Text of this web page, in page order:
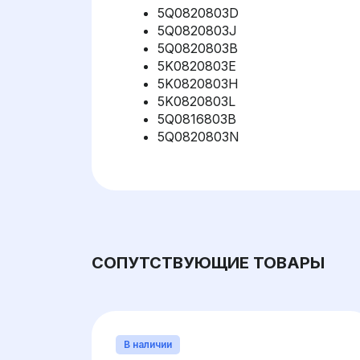
5Q0820803D
5Q0820803J
5Q0820803B
5K0820803E
5K0820803H
5K0820803L
5Q0816803B
5Q0820803N
СОПУТСТВУЮЩИЕ ТОВАРЫ
В наличии